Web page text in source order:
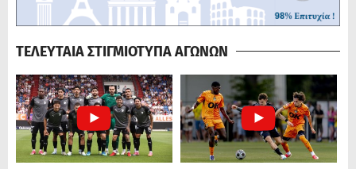
ΤΕΛΕΥΤΑΙΑ ΣΤΙΓΜΙΟΤΥΠΑ ΑΓΩΝΩΝ